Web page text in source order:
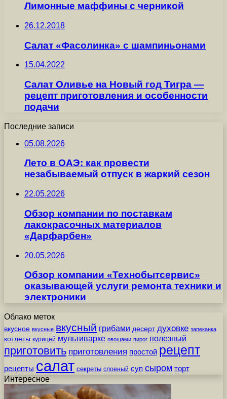
Лимонные маффины с черникой
26.12.2018
Салат «Фасолинка» с шампиньонами
15.04.2022
Салат Оливье на Новый год Тигра —
рецепт приготовления и особенности
подачи
Последние записи
05.08.2026
Лето в ОАЭ: как провести
незабываемый отпуск в жаркий сезон
22.05.2026
Обзор компании по поставкам
лакокрасочных материалов
«Дарфарбен»
20.05.2026
Обзор компании «Технобытсервис»
оказывающей услуги ремонта техники и
электроники
Облако меток
вкусное вкусные вкусный грибами десерт духовке запеканка
котлеты курицей мультиварке овощами пирог полезный
приготовить приготовления простой рецепт
рецепты салат секреты слоеный суп сыром торт
Интересное